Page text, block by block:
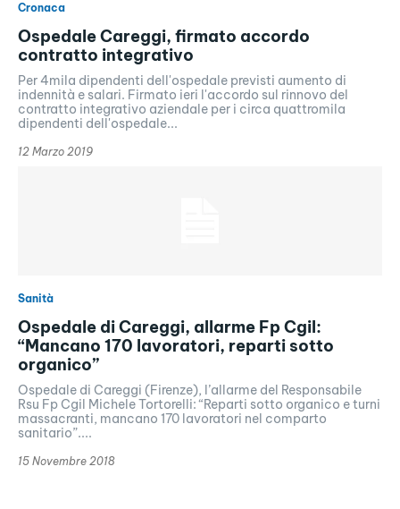
Cronaca
Ospedale Careggi, firmato accordo
contratto integrativo
Per 4mila dipendenti dell'ospedale previsti aumento di
indennità e salari. Firmato ieri l'accordo sul rinnovo del
contratto integrativo aziendale per i circa quattromila
dipendenti dell'ospedale...
12 Marzo 2019
Sanità
Ospedale di Careggi, allarme Fp Cgil:
“Mancano 170 lavoratori, reparti sotto
organico”
Ospedale di Careggi (Firenze), l’allarme del Responsabile
Rsu Fp Cgil Michele Tortorelli: “Reparti sotto organico e turni
massacranti, mancano 170 lavoratori nel comparto
sanitario”....
15 Novembre 2018